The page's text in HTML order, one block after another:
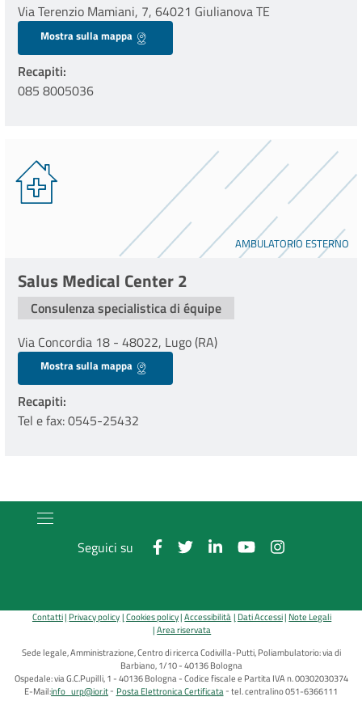
Via Terenzio Mamiani, 7, 64021 Giulianova TE
Mostra sulla mappa
Recapiti
085 8005036
AMBULATORIO ESTERNO
Salus Medical Center 2
Consulenza specialistica di équipe
Via Concordia 18 - 48022, Lugo (RA)
Mostra sulla mappa
Recapiti
Tel e fax: 0545-25432
Seguici su
Contatti Privacy policy Cookies policy Accessibilità Dati Accessi Note Legali
Area riservata
Sede legale, Amministrazione, Centro di ricerca Codivilla-Putti, Poliambulatorio: via di
Barbiano, 1/10 - 40136 Bologna
Ospedale: via G.C.Pupilli, 1 - 40136 Bologna - Codice fiscale e Partita IVA n. 00302030374
E-Mail:info_urp@ior.it Posta Elettronica Certificata tel. centralino 051-6366111